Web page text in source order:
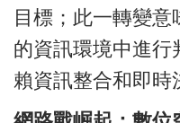
目標；此一轉變
的資訊環境中進行
賴資訊整合和即時